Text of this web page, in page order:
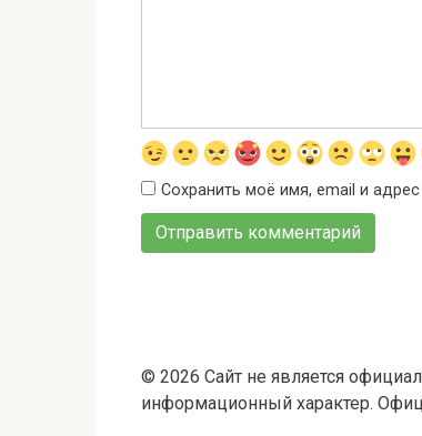
Сохранить моё имя, email и
© 2026 Сайт не является
информационный характер.